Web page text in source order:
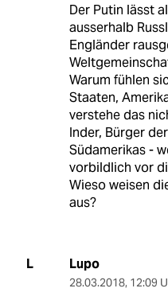
Der Putin lässt
ausserhalb
Engländer
Warum fühlen
Staaten,
verstehe das
Inder, Bürger
Südamerikas -
vorbildlich vor
Wieso weisen
aus?
L Lupo
28.03.2018, 12:09